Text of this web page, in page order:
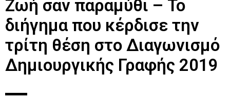
Ζωή σαν παραμύθι – Το
διήγημα που κέρδισε την
τρίτη θέση στο Διαγωνισμό
Δημιουργικής Γραφής 2019